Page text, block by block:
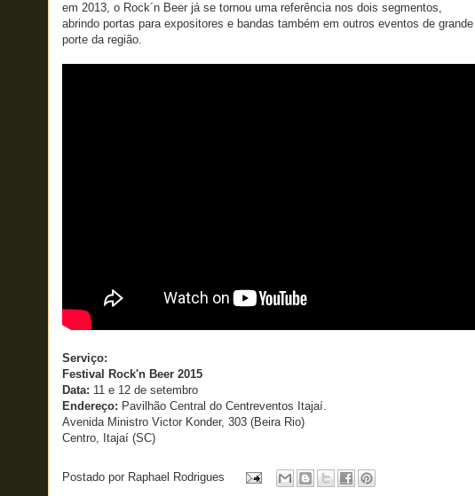
em 2013, o Rock´n Beer já se tornou uma referência nos dois segmentos,
abrindo portas para expositores e bandas também em outros eventos de grande
porte da região.
Serviço:
Festival Rock'n Beer 2015
Data: 11 e 12 de setembro
Endereço: Pavilhão Central do Centreventos Itajaí.
Avenida Ministro Victor Konder, 303 (Beira Rio)
Centro, Itajaí (SC)
Postado por Raphael Rodrigues